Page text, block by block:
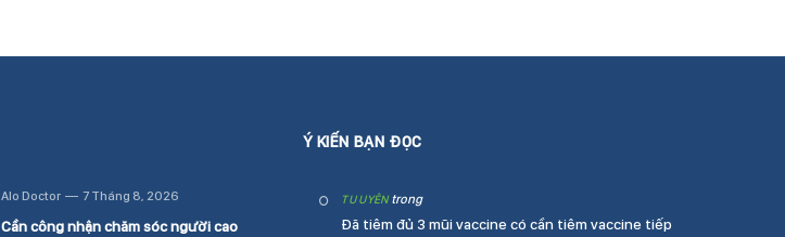
Alo Doctor 7 Tháng 8, 2026
Cần công nhận chăm sóc người cao
Ý KIẾN BẠN ĐỌC
TU UYÊNtrong
Đã tiêm đủ 3 mũi vaccine có cần tiêm vaccine tiếp